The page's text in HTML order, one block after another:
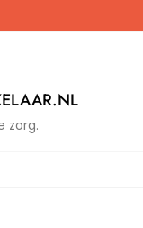
zorg.